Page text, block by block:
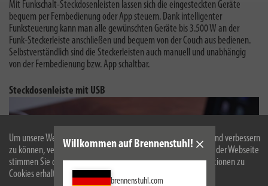
Um unsere Webseite für Sie optimal zu gestalten und fortlaufend verbessern
zu können, verwenden wir Cookies. Durch die weitere Nutzung der Webseite
stimmen Sie der Verwendung von Cookies zu. Weitere Informationen zu
Cookies erhalten Sie in unserer
Willkommen auf Brennenstuhl!
brennenstuhl.com
Mit Funkschalt-Steckdosenleisten lassen sich die eingesteckten Geräte
bequem per Fernbedienung oder App steuern. Dank intelligenter
Funksteuerung kann man alle gewünschten Geräte bis 3.500 W an der
Funk-Steckerleiste anschließen und bequem von der Couch aus bedienen.
Selbstverständlich sind die Steckerleisten auch manuell und unabhängig
von der Fernbedienung bzw. App schaltbar.
Steckdosenleiste mit USB